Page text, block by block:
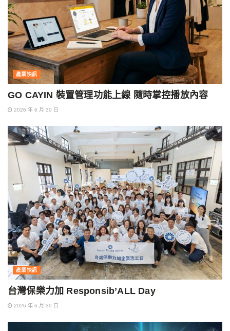
產業快訊
GO CAYIN 裝置管理功能上線 隨時掌控播放內容
2026 年 6 月 30 日
產業快訊
台灣保樂力加 Responsib’ALL Day
2026 年 6 月 30 日